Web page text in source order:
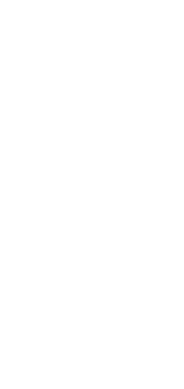
на кнопку